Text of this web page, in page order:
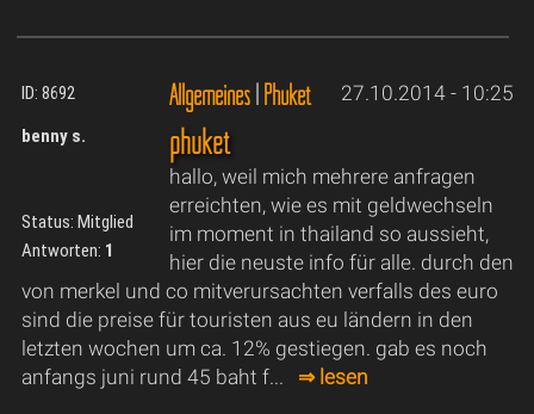
ID: 8692 Allgemeines|Phuket 27.10.2014 - 10:25
benny s.
Status: Mitglied
Antworten: 1
phuket
hallo, weil mich mehrere anfragen
erreichten, wie es mit geldwechseln
im moment in thailand so aussieht,
hier die neuste info für alle. durch den
von merkel und co mitverursachten verfalls des euro
sind die preise für touristen aus eu ländern in den
letzten wochen um ca. 12% gestiegen. gab es noch
anfangs juni rund 45 baht f... ⇒ lesen